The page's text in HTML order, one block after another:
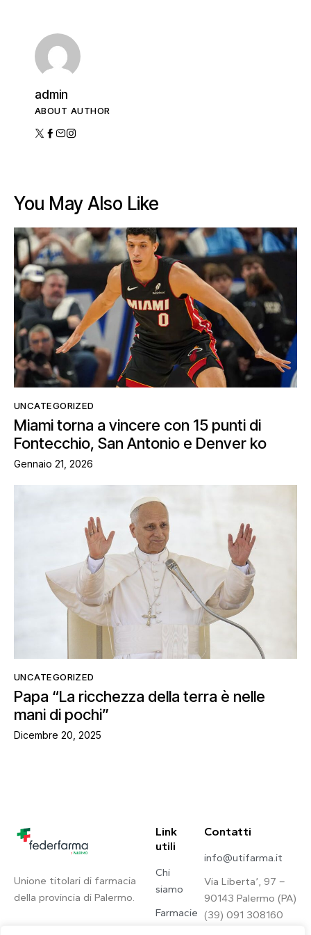
admin
ABOUT AUTHOR
You May Also Like
UNCATEGORIZED
Miami torna a vincere con 15 punti di
Fontecchio, San Antonio e Denver ko
Gennaio 21, 2026
UNCATEGORIZED
Papa “La ricchezza della terra è nelle
mani di pochi”
Dicembre 20, 2025
Unione titolari di farmacia
della provincia di Palermo.
Link
utili
Chi
siamo
Farmacie
Contatti
info@utifarma.it
Via Liberta’, 97 –
90143 Palermo (PA)
(39) 091 308160